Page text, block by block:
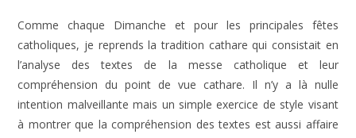
Comme chaque Dimanche et pour les principales fêtes
catholiques, je reprends la tradition cathare qui consistait en
l’analyse des textes de la messe catholique et leur
compréhension du point de vue cathare. Il n’y a là nulle
intention malveillante mais un simple exercice de style visant
à montrer que la compréhension des textes est aussi affaire